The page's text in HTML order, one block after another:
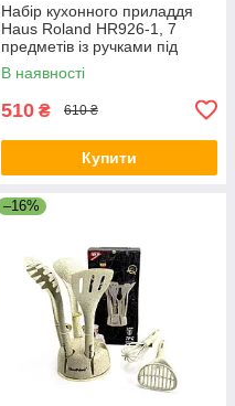
Набір кухонного приладдя
Haus Roland HR926-1, 7
предметів із ручками під
дерево. Чорний (HR926-1)
В наявності
510 ₴ 610 ₴
Купити
–16%